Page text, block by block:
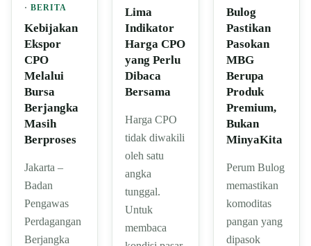
· BERITA
Kebijakan
Ekspor
CPO
Melalui
Bursa
Berjangka
Masih
Berproses
Jakarta –
Badan
Pengawas
Perdagangan
Berjangka
Lima
Indikator
Harga CPO
yang Perlu
Dibaca
Bersama
Harga CPO
tidak diwakili
oleh satu
angka
tunggal.
Untuk
membaca
Bulog
Pastikan
Pasokan
MBG
Berupa
Produk
Premium,
Bukan
MinyaKita
Perum Bulog
memastikan
komoditas
pangan yang
dipasok